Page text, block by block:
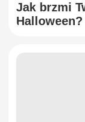
Jak brzmi
Halloween?